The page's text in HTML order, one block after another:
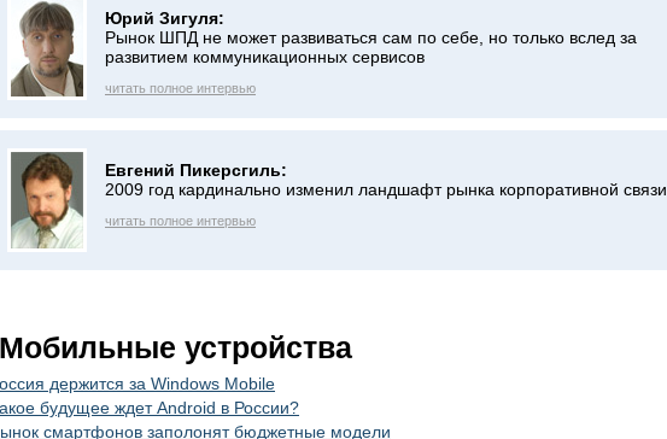
Юрий Зигуля:
Рынок ШПД не может развиваться сам по себе, но только вслед за
развитием коммуникационных сервисов
читать полное интервью
Евгений Пикерсгиль:
2009 год кардинально изменил ландшафт рынка корпоративной связи
читать полное интервью
устройства
держится за Windows Mobile
будущее ждет Android в России?
смартфонов заполонят бюджетные модели